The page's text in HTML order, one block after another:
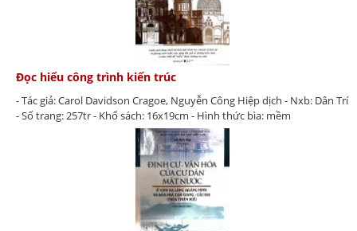
Đọc hiểu công trình kiến trúc
- Tác giả: Carol Davidson Cragoe, Nguyễn Công Hiệp dịch - Nxb: Dân Trí
- Số trang: 257tr - Khổ sách: 16x19cm - Hình thức bìa: mềm